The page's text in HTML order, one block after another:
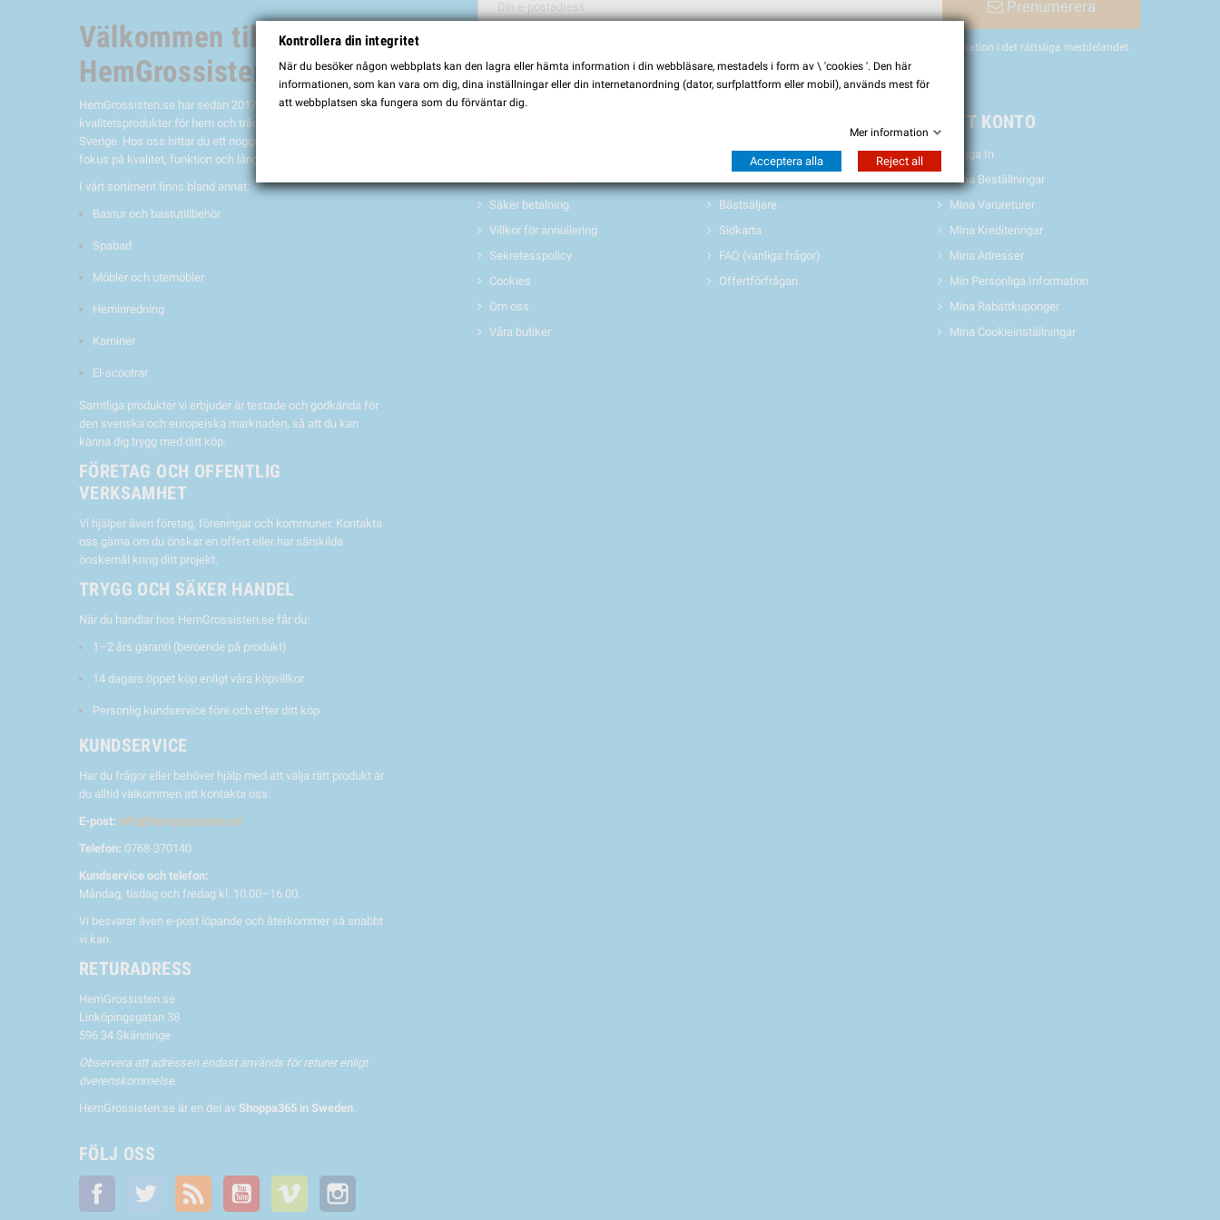
Välkommen till
HemGrossisten.se
HemGrossisten.se har sedan 2017 erbjudit
kvalitetsprodukter för hem och trädgård till kunder över hela
Sverige. Hos oss hittar du ett noggrant utvalt sortiment med
fokus på kvalitet, funktion och lång hållbarhet.
I vårt sortiment finns bland annat:
Bastur och bastutillbehör
Spabad
Möbler och utemöbler
Heminredning
Kaminer
El-scootrar
Samtliga produkter vi erbjuder är testade och godkända för
den svenska och europeiska marknaden, så att du kan
känna dig trygg med ditt köp.
FÖRETAG OCH OFFENTLIG
VERKSAMHET
Vi hjälper även företag, föreningar och kommuner. Kontakta
oss gärna om du önskar en offert eller har särskilda
önskemål kring ditt projekt.
TRYGG OCH SÄKER HANDEL
När du handlar hos HemGrossisten.se får du:
1–2 års garanti (beroende på produkt)
14 dagars öppet köp enligt våra köpvillkor
Personlig kundservice före och efter ditt köp
KUNDSERVICE
Har du frågor eller behöver hjälp med att välja rätt produkt är
du alltid välkommen att kontakta oss.
E-post: info@hemgrossisten.se
Telefon: 0768-370140
Kundservice och telefon:
Måndag, tisdag och fredag kl. 10.00–16.00.
Vi besvarar även e-post löpande och återkommer så snabbt
vi kan.
RETURADRESS
HemGrossisten.se
Linköpingsgatan 38
596 34 Skänninge
Observera att adressen endast används för returer enligt
överenskommelse.
HemGrossisten.se är en del av Shoppa365 in Sweden.
FÖLJ OSS
Facebook Twitter RSS YouTube Vimeo
Prenumerera
Du kan avbryta prenumerationen när som helst. För detta ändamål, vänligen hitta vår kontaktinformation i det rättsliga meddelandet.
Jag godkänner villkoren och sekretesspolicyen
Frakt & Leverans
Säker betalning
Villkor för annullering
Sekretesspolicy
Cookies
Om oss
Våra butiker
Erbjudanden/REA
Nyheter
Bästsäljare
Sidkarta
FAQ (vanliga frågor)
Offertförfrågan
MITT KONTO
Logga In
Mina Beställningar
Mina Varureturer
Mina Krediteringar
Mina Adresser
Min Personliga Information
Mina Rabattkuponger
Mina Cookieinställningar
Kontrollera din integritet
När du besöker någon webbplats kan den lagra eller hämta information i din webbläsare, mestadels i form av \ 'cookies '. Den här
informationen, som kan vara om dig, dina inställningar eller din internetanordning (dator, surfplattform eller mobil), används mest för
att webbplatsen ska fungera som du förväntar dig.
Mer information
Acceptera alla Reject all